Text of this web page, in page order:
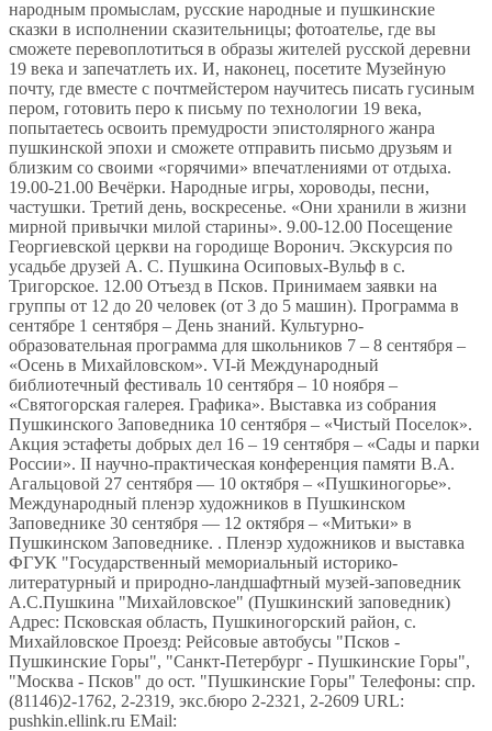
народным промыслам, русские народные и пушкинские
сказки в исполнении сказительницы; фотоателье, где вы
сможете перевоплотиться в образы жителей русской деревни
19 века и запечатлеть их. И, наконец, посетите Музейную
почту, где вместе с почтмейстером научитесь писать гусиным
пером, готовить перо к письму по технологии 19 века,
попытаетесь освоить премудрости эпистолярного жанра
пушкинской эпохи и сможете отправить письмо друзьям и
близким со своими «горячими» впечатлениями от отдыха.
19.00-21.00 Вечёрки. Народные игры, хороводы, песни,
частушки. Третий день, воскресенье. «Они хранили в жизни
мирной привычки милой старины». 9.00-12.00 Посещение
Георгиевской церкви на городище Воронич. Экскурсия по
усадьбе друзей А. С. Пушкина Осиповых-Вульф в с.
Тригорское. 12.00 Отъезд в Псков. Принимаем заявки на
группы от 12 до 20 человек (от 3 до 5 машин). Программа в
сентябре 1 сентября – День знаний. Культурно-
образовательная программа для школьников 7 – 8 сентября –
«Осень в Михайловском». VI-й Международный
библиотечный фестиваль 10 сентября – 10 ноября –
«Святогорская галерея. Графика». Выставка из собрания
Пушкинского Заповедника 10 сентября – «Чистый Поселок».
Акция эстафеты добрых дел 16 – 19 сентября – «Сады и парки
России». II научно-практическая конференция памяти В.А.
Агальцовой 27 сентября — 10 октября – «Пушкиногорье».
Международный пленэр художников в Пушкинском
Заповеднике 30 сентября — 12 октября – «Митьки» в
Пушкинском Заповеднике. . Пленэр художников и выставка
ФГУК "Государственный мемориальный историко-
литературный и природно-ландшафтный музей-заповедник
А.С.Пушкина "Михайловское" (Пушкинский заповедник)
Адрес: Псковская область, Пушкиногорский район, с.
Михайловское Проезд: Рейсовые автобусы "Псков -
Пушкинские Горы", "Санкт-Петербург - Пушкинские Горы",
"Москва - Псков" до ост. "Пушкинские Горы" Телефоны: спр.
(81146)2-1762, 2-2319, экс.бюро 2-2321, 2-2609 URL:
pushkin.ellink.ru EMail: